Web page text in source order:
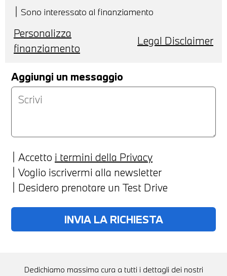
Sono interessato al finanziamento
Personalizza
finanziamento
Legal Disclaimer
Aggiungi un messaggio
Accetto i termini della Privacy
Voglio iscrivermi alla newsletter
Desidero prenotare un Test Drive
Dedichiamo massima cura a tutti i dettagli dei nostri